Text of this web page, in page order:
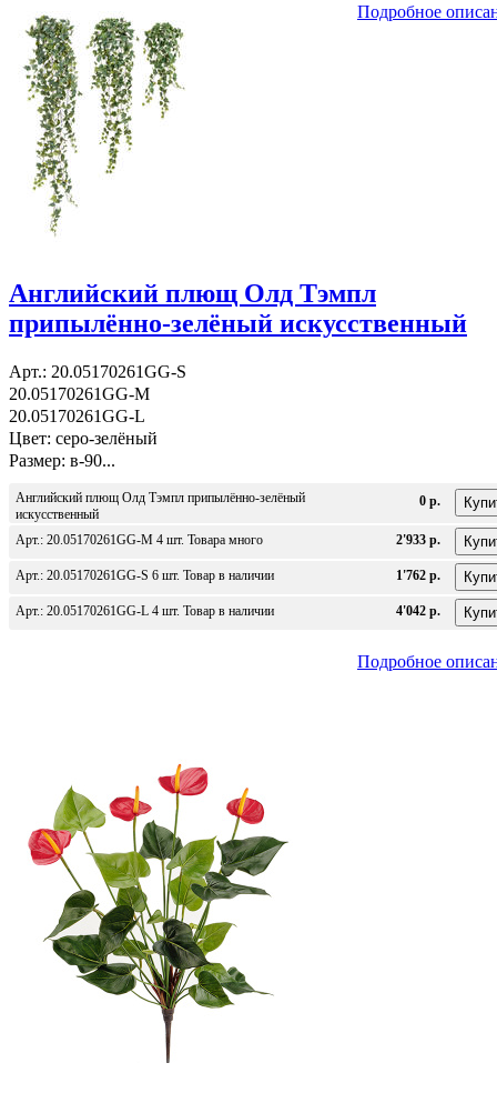
Подробное
Английский плющ Олд Тэмпл
припылённо-зелёный искусственный
Арт.: 20.05170261GG-S
20.05170261GG-M
20.05170261GG-L
Цвет: серо-зелёный
Размер: в-90...
Английский плющ Олд Тэмпл припылённо-зелёный
искусственный
0 р.
Арт.: 20.05170261GG-M 4 шт. Товара много 2'933 р.
Арт.: 20.05170261GG-S 6 шт. Товар в наличии 1'762 р.
Арт.: 20.05170261GG-L 4 шт. Товар в наличии 4'042 р.
Подробное